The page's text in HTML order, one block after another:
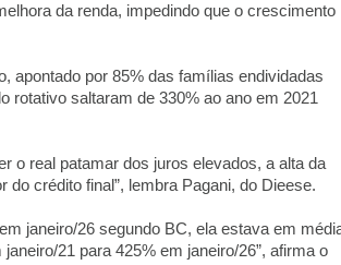
da renda, impedindo que o crescimento
apontado por 85% das famílias endividadas
rotativo saltaram de 330% ao ano em 2021
o real patamar dos juros elevados, a alta da
crédito final”, lembra Pagani, do Dieese.
janeiro/26 segundo BC, ela estava em
21 para 425% em janeiro/26”, afirma o